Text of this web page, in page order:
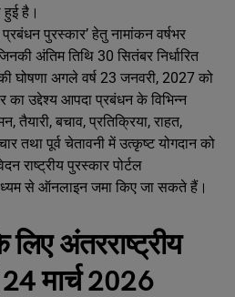
हुई है।
पुरस्कार’ हेतु नामांकन वर्षभर
अंतिम तिथि 30 सितंबर निर्धारित
घोषणा अगले वर्ष 23 जनवरी, 2027 को
का उद्देश्य आपदा प्रबंधन के विभिन्न
तैयारी, बचाव, प्रतिक्रिया, राहत,
तथा पूर्व चेतावनी में उत्कृष्ट योगदान को
राष्ट्रीय पुरस्कार पोर्टल
से ऑनलाइन जमा किए जा सकते हैं।
अंतरराष्ट्रीय
24 मार्च 2026